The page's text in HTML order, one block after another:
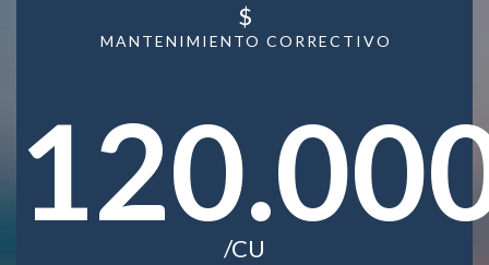
MANTENIMIENTO CORRECTIVO
$
/CU